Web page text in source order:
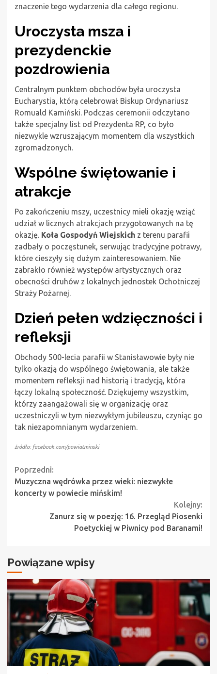
znaczenie tego wydarzenia dla całego regionu.
Uroczysta msza i
prezydenckie
pozdrowienia
Centralnym punktem obchodów była uroczysta
Eucharystia, którą celebrował Biskup Ordynariusz
Romuald Kamiński. Podczas ceremonii odczytano
także specjalny list od Prezydenta RP, co było
niezwykle wzruszającym momentem dla wszystkich
zgromadzonych.
Wspólne świętowanie i
atrakcje
Po zakończeniu mszy, uczestnicy mieli okazję wziąć
udział w licznych atrakcjach przygotowanych na tę
okazję. Koła Gospodyń Wiejskich z terenu parafii
zadbały o poczęstunek, serwując tradycyjne potrawy,
które cieszyły się dużym zainteresowaniem. Nie
zabrakło również występów artystycznych oraz
obecności druhów z lokalnych jednostek Ochotniczej
Straży Pożarnej.
Dzień pełen wdzięczności i
refleksji
Obchody 500-lecia parafii w Stanisławowie były nie
tylko okazją do wspólnego świętowania, ale także
momentem refleksji nad historią i tradycją, która
łączy lokalną społeczność. Dziękujemy wszystkim,
którzy zaangażowali się w organizację oraz
uczestniczyli w tym niezwykłym jubileuszu, czyniąc go
tak niezapomnianym wydarzeniem.
źródło: facebook.com/powiatminski
Continue
Reading
Poprzedni:
Muzyczna wędrówka przez wieki: niezwykłe
koncerty w powiecie mińskim!
Kolejny:
Zanurz się w poezję: 16. Przegląd Piosenki
Poetyckiej w Piwnicy pod Baranami!
Powiązane wpisy